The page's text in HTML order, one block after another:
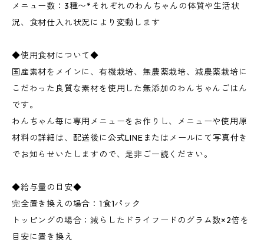
メニュー数：3種〜*それぞれのわんちゃんの体質や生活状
況、食材仕入れ状況により変動します
◆使用食材について◆
国産素材をメインに、有機栽培、無農薬栽培、減農薬栽培に
こだわった良質な素材を使用した無添加のわんちゃんごはん
です。
わんちゃん毎に専用メニューをお作りし、メニューや使用原
材料の詳細は、配送後に公式LINEまたはメールにて写真付き
でお知らせいたしますので、是非ご一読ください。
◆給与量の目安◆
完全置き換えの場合：1食1パック
トッピングの場合：減らしたドライフードのグラム数×2倍を
目安に置き換え